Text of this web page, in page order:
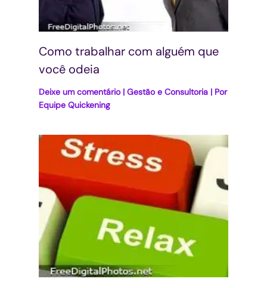
Como trabalhar com alguém que
você odeia
Deixe um comentário | Gestão e Consultoria | Por
Equipe Quickening